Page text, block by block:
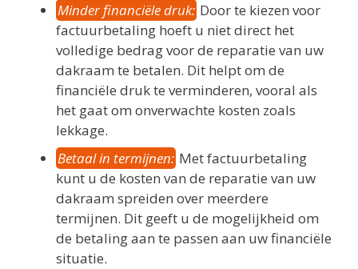
Minder financiële druk: Door te kiezen voor
factuurbetaling hoeft u niet direct het
volledige bedrag voor de reparatie van uw
dakraam te betalen. Dit helpt om de
financiële druk te verminderen, vooral als
het gaat om onverwachte kosten zoals
lekkage.
Betaal in termijnen: Met factuurbetaling
kunt u de kosten van de reparatie van uw
dakraam spreiden over meerdere
termijnen. Dit geeft u de mogelijkheid om
de betaling aan te passen aan uw financiële
situatie.